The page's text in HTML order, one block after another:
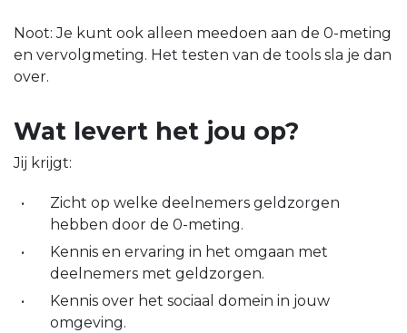
Noot: Je kunt ook alleen meedoen aan de 0-meting
en vervolgmeting. Het testen van de tools sla je dan
over.
Wat levert het jou op?
Jij krijgt:
Zicht op welke deelnemers geldzorgen
hebben door de 0-meting.
Kennis en ervaring in het omgaan met
deelnemers met geldzorgen.
Kennis over het sociaal domein in jouw
omgeving.